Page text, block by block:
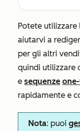
Potete utilizzare
aiutarvi a
per gli altri
quindi utilizzare
e sequenze
rapidamente e
Nota: puoi